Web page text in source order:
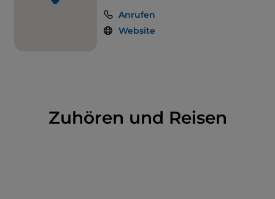
Anrufen
Website
Zuhören und Reisen